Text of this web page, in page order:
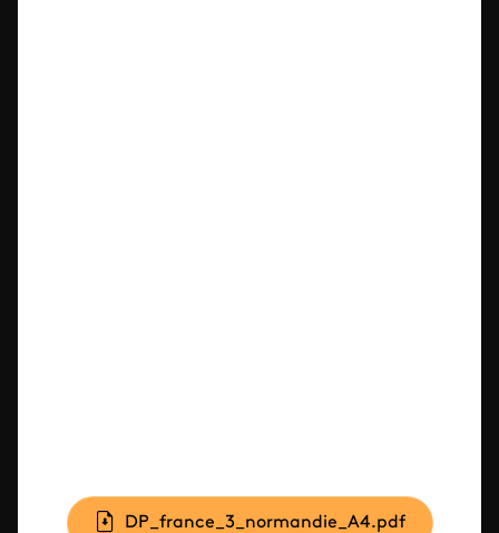
Document
DP_france_3_normandie_A4.pdf